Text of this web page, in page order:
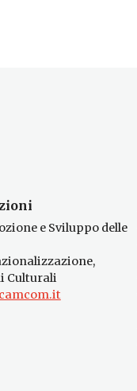
e Sviluppo delle
Culturali